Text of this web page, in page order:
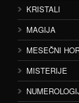
KRISTALI
MAGIJA
MESEČNI
MISTERIJE